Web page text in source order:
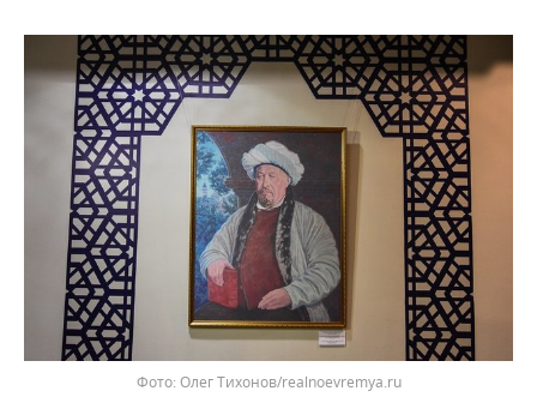
Фото: Олег Тихонов/realnoevremya.ru